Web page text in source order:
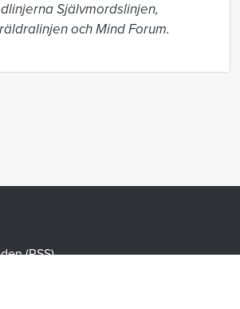
Självmordslinjen,
och Mind Forum.
(RSS)